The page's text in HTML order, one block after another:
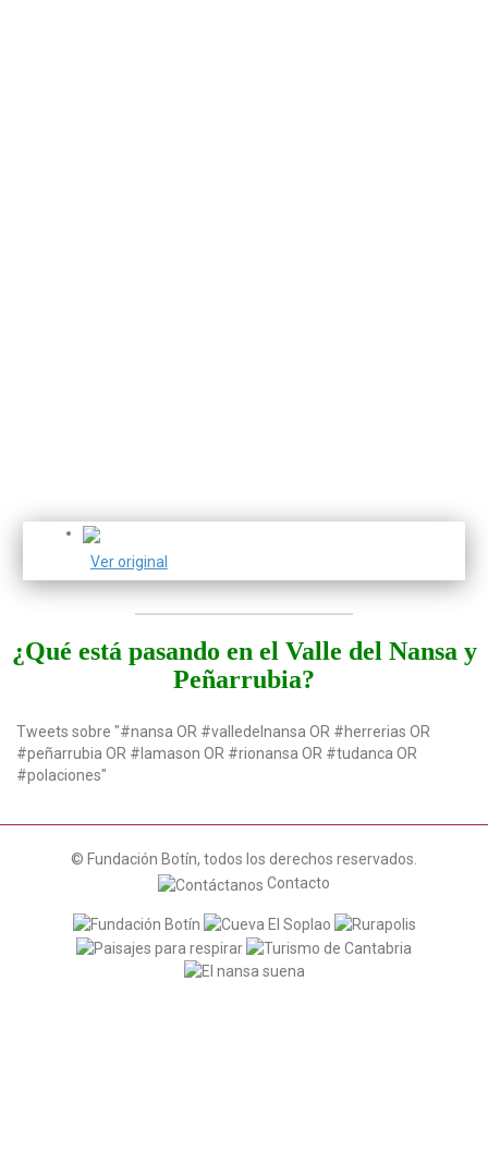
Ver original
¿Qué está pasando en el Valle del Nansa y
Peñarrubia?
Tweets sobre "#nansa OR #valledelnansa OR #herrerias OR
#peñarrubia OR #lamason OR #rionansa OR #tudanca OR
#polaciones"
© Fundación Botín, todos los derechos reservados.
Contacto